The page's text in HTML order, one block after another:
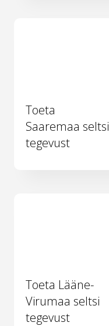
Toeta
Saaremaa seltsi
tegevust
Toeta Lääne-
Virumaa seltsi
tegevust